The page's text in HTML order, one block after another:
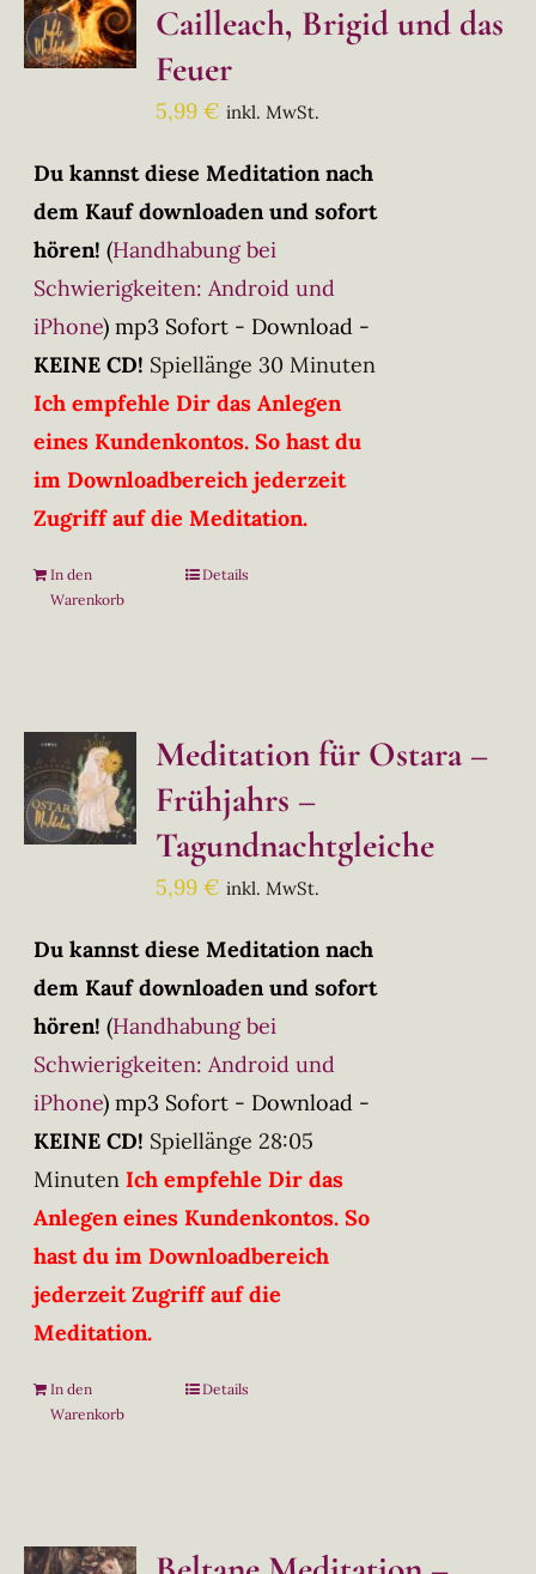
Cailleach, Brigid und das
Feuer
5,99€ inkl. MwSt.
Du kannst diese Meditation nach
dem Kauf downloaden und sofort
hören! (Handhabung bei
Schwierigkeiten: Android und
iPhone) mp3 Sofort - Download -
KEINE CD! Spiellänge 30 Minuten
Ich empfehle Dir das Anlegen
eines Kundenkontos. So hast du
im Downloadbereich jederzeit
Zugriff auf die Meditation.
In den
Warenkorb
Details
Meditation für Ostara –
Frühjahrs –
Tagundnachtgleiche
5,99€ inkl. MwSt.
Du kannst diese Meditation nach
dem Kauf downloaden und sofort
hören! (Handhabung bei
Schwierigkeiten: Android und
iPhone) mp3 Sofort - Download -
KEINE CD! Spiellänge 28:05
Minuten Ich empfehle Dir das
Anlegen eines Kundenkontos. So
hast du im Downloadbereich
jederzeit Zugriff auf die
Meditation.
In den
Warenkorb
Details